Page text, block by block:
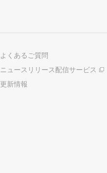
よくあるご質問
ニュースリリース配信サービス
更新情報